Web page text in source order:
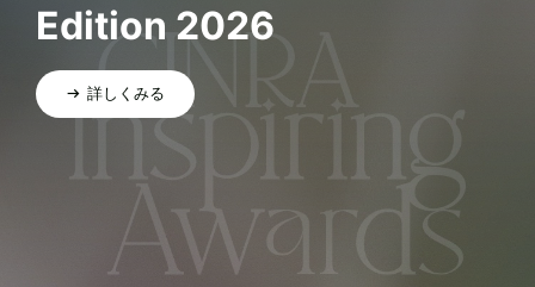
Edition 2026
詳しくみる